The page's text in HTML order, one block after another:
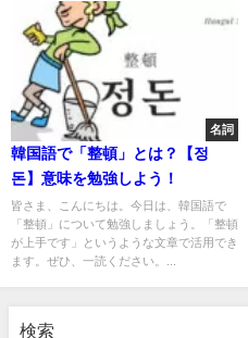
名詞
韓国語で「整頓」とは？【정
돈】意味を勉強しよう！
皆さま、こんにちは。今日は、韓国語で
「整頓」について勉強しましょう。「整頓
が上手です」というような文章で活用でき
ます。ぜひ、一読ください。...
検索